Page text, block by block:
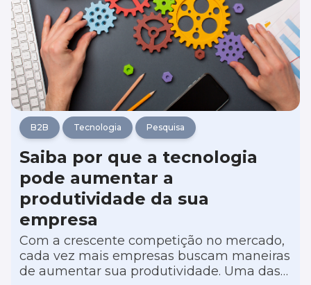
B2B Tecnologia Pesquisa
Saiba por que a tecnologia
pode aumentar a
produtividade da sua
empresa
Com a crescente competição no mercado,
cada vez mais empresas buscam maneiras
de aumentar sua produtividade. Uma das